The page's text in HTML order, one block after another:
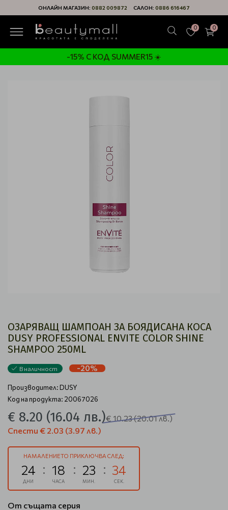
ОНЛАЙН МАГАЗИН: 0882 009872 САЛОН: 0886 616467
0 0
-15% С КОД SUMMER15 ☀️
ОЗАРЯВАЩ ШАМПОАН ЗА БОЯДИСАНА КОСА
DUSY PROFESSIONAL ENVITE COLOR SHINE
SHAMPOO 250ML
В наличност -20%
Производител:DUSY
Код на продукта: 20067026
€ 8.20 (16.04 лв.)€ 10.23(20.01 лв.)
Спести € 2.03 (3.97 лв.)
НАМАЛЕНИЕТО ПРИКЛЮЧВА СЛЕД:
24
ДНИ
18
ЧАСА
23
МИН.
34
СЕК.
От същата серия